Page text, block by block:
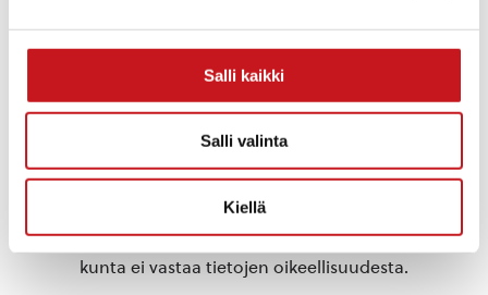
Salli kaikki
Salli valinta
Kiellä
Rautalammin kirjasto
aluevaalipaneeli
22.1. klo 18-20
kunnanvirastolla
Tähän kalenteriin on koottu eri toimijoiden
Rautalammilla järjestämiä tapahtumia. Rautalammin
kunta ei vastaa tietojen oikeellisuudesta.